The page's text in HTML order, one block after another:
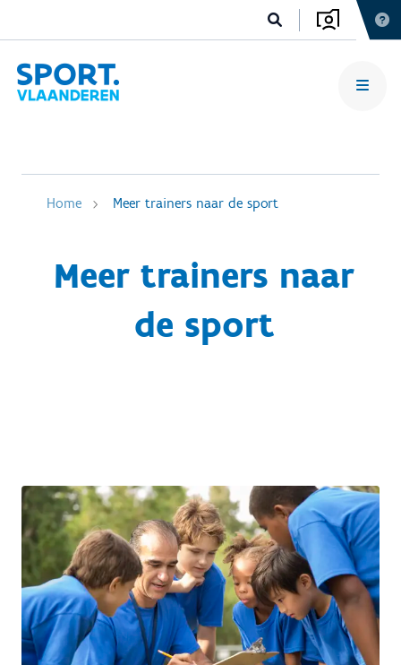
Home Meer trainers naar de sport
Meer trainers naar
de sport